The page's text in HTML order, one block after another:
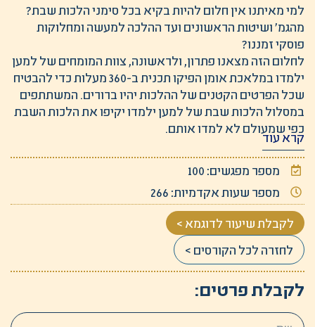
למי מאיתנו אין חלום להיות בקיא בכל סימני הלכות שבת?
מהגמ' ושיטות הראשונים ועד ההלכה למעשה ומחלוקות
פוסקי זמננו?
לחלום הזה מצאנו פתרון, ולראשונה, צוות המומחים של למען
ילמדו במלאכת אומן הפיקו תכנית ב-360 מעלות כדי להבטיח
שכל הפרטים הקטנים של ההלכות יהיו ברורים. המשתתפים
במסלול הלכות שבת של למען ילמדו יקיפו את הלכות השבת
כפי שמעולם לא למדו אותם.
אם ללמוד הלכות שבת תמיד היה משהו שרצית לעשות אבל
תמיד התייאשת במהלך הדרך, כדאי לך לבדוק את המסלול
של הלכות שבת. זה הפתרון המושלם והמפתח שלך להפיכת
החלום הזה למציאות.קורס – מו"צ שבת
קרא עוד
מספר מפגשים: 100
מספר שעות אקדמיות: 266
לקבלת שיעור לדוגמא >
לחזרה לכל הקורסים >
לקבלת פרטים: